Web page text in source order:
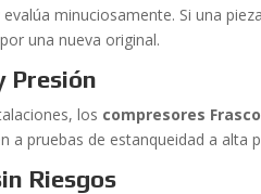
minuciosamente. Si una
una nueva original.
Presión
los compresores
a pruebas de estanqueidad a alta
Riesgos